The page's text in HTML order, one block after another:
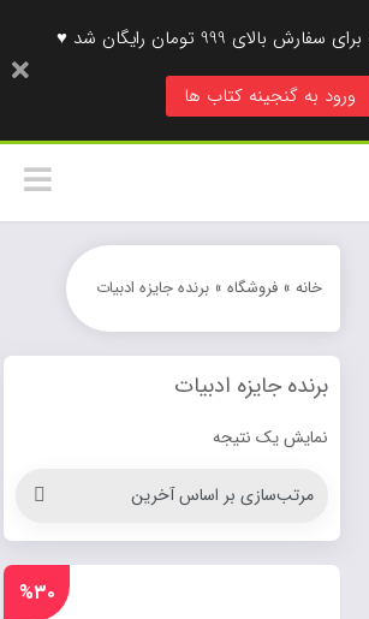
999 تومان رایگان شد ♥
ورود به گنجینه کتاب ها
خانه» فروشگاه» برنده جایزه ادبیات
برنده جایزه ادبیات
نمایش یک نتیجه
%۳۰